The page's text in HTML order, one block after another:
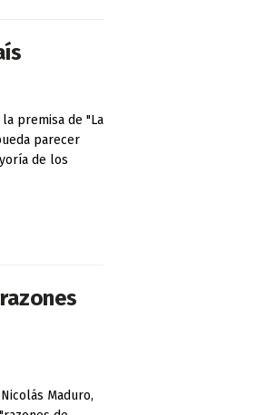
premisa de "La
parecer
de los
Maduro,